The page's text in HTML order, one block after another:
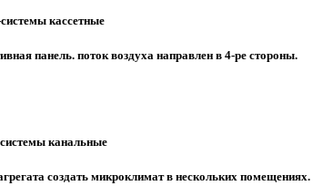
кассетные
панель. поток воздуха направлен в 4-ре стороны.
канальные
создать микроклимат в нескольких помещениях.